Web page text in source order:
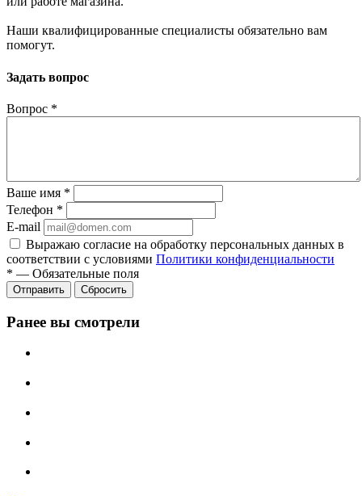
Наши квалифицированные специалисты обязательно вам
помогут.
Задать вопрос
Вопрос *
Ваше имя *
Телефон *
E-mail
Выражаю согласие на обработку персональных данных в
соответствии с условиями Политики конфиденциальности
* — Обязательные поля
Отправить Сбросить
Ранее вы смотрели